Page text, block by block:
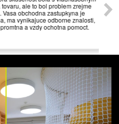
ale to bol problem zrejme
obchodna zastupkyna je
vynikajuce odborne znalosti,
a vzdy ochotna pomoct.